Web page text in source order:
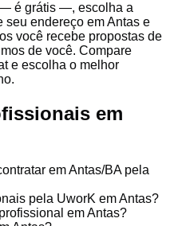
é grátis —, escolha a
seu endereço em Antas e
você recebe propostas de
de você. Compare
e escolha o melhor
em
em Antas/BA pela
pela UworK em Antas?
em Antas?